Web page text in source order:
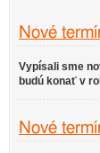
Nové
Vypísali sme
budú konať v
Nové